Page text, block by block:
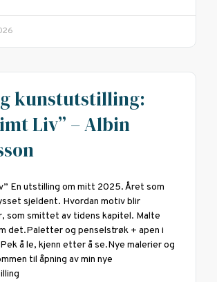
kunstutstilling:
Liv” – Albin
En utstilling om mitt 2025. Året som
sjeldent. Hvordan motiv blir
som smittet av tidens kapitel. Malte
det.Paletter og penselstrøk + apen i
å le, kjenn etter å se.Nye malerier og
til åpning av min nye